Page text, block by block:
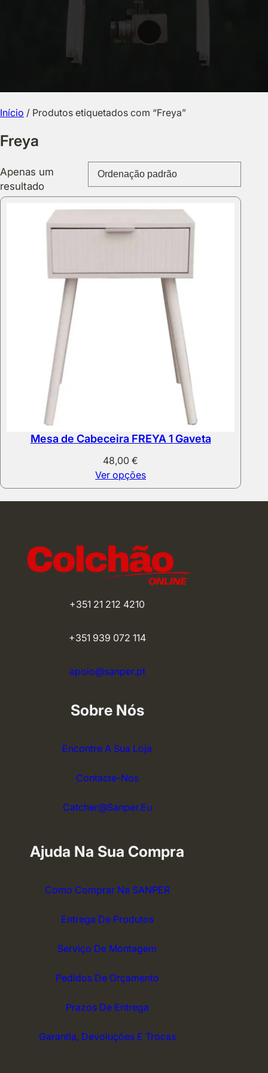
Início / Produtos etiquetados com “Freya”
Freya
Apenas um
resultado
Mesa de Cabeceira FREYA 1 Gaveta
48,00€
Ver opções
+351 21 212 4210
+351 939 072 114
apoio@sanper.pt
Sobre Nós
Encontre A Sua Loja
Contacte-Nos
Catcher@sanper.eu
Ajuda Na Sua Compra
Como Comprar Na SANPER
Entrega De Produtos
Serviço De Montagem
Pedidos De Orçamento
Prazos De Entrega
Garantia, Devoluções E Trocas